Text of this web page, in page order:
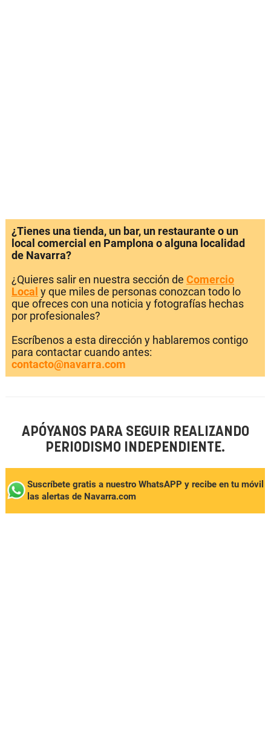
¿Tienes una tienda, un bar, un restaurante o un
local comercial en Pamplona o alguna localidad
de Navarra?
¿Quieres salir en nuestra sección de Comercio
Local y que miles de personas conozcan todo lo
que ofreces con una noticia y fotografías hechas
por profesionales?
Escríbenos a esta dirección y hablaremos contigo
para contactar cuando antes:
contacto@navarra.com
APÓYANOS PARA SEGUIR REALIZANDO
PERIODISMO INDEPENDIENTE.
Suscríbete gratis a nuestro WhatsAPP y recibe en tu móvil
las alertas de Navarra.com